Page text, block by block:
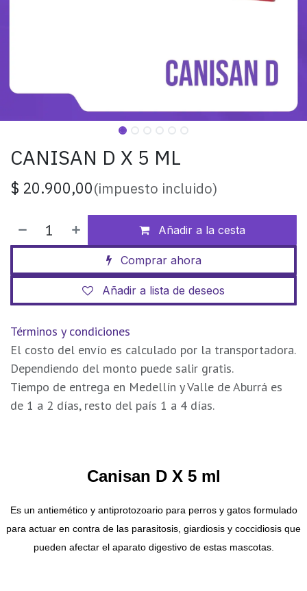
CANISAN D X 5 ML
$ 20.900,00(impuesto incluido)
Añadir a la cesta
Comprar ahora
Añadir a lista de deseos
Términos y condiciones
El costo del envío es calculado por la transportadora.
Dependiendo del monto puede salir gratis.
Tiempo de entrega en Medellín y Valle de Aburrá es
de 1 a 2 días, resto del país 1 a 4 días.
Canisan D X 5 ml
Es un antieméticoy antiprotozoario para perros y gatos formulado
para actuar en contra de las parasitosis, giardiosis y coccidiosis que
pueden afectar el aparato digestivo de estas mascotas.